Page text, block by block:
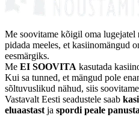
Me soovitame kõigil oma lugejatel
pidada meeles, et kasiinomängud
eesmärgiks.
Me EI SOOVITA kasutada
Kui sa tunned, et mängud pole
sõltuvuslikud nähud, siis
Vastavalt Eesti seadustele saab
eluaastast ja spordi peale